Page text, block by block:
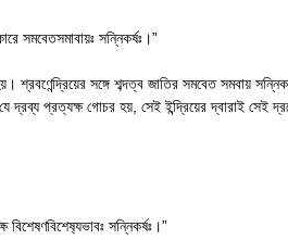
সমবেতসমাবায়ঃ সন্নিকর্ষঃ।”
শ্রবণেন্দ্রিয়ের সঙ্গে শব্দত্ব জাতির সমবেত সমবায়
দ্রব্য প্রত্যক্ষ গোচর হয়, সেই ইন্দ্রিয়ের দ্বারাই সেই
বিশেষণবিশেষ‍্যভাবঃ সন্নিকর্ষঃ।”